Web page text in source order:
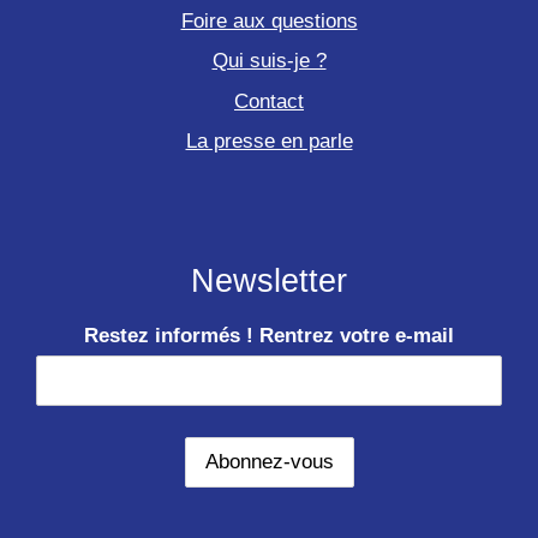
Foire aux questions
Qui suis-je ?
Contact
La presse en parle
Newsletter
Restez informés ! Rentrez votre e-mail